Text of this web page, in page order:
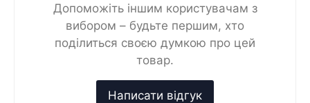
Допоможіть іншим користувачам з
вибором – будьте першим, хто
поділиться своєю думкою про цей
товар.